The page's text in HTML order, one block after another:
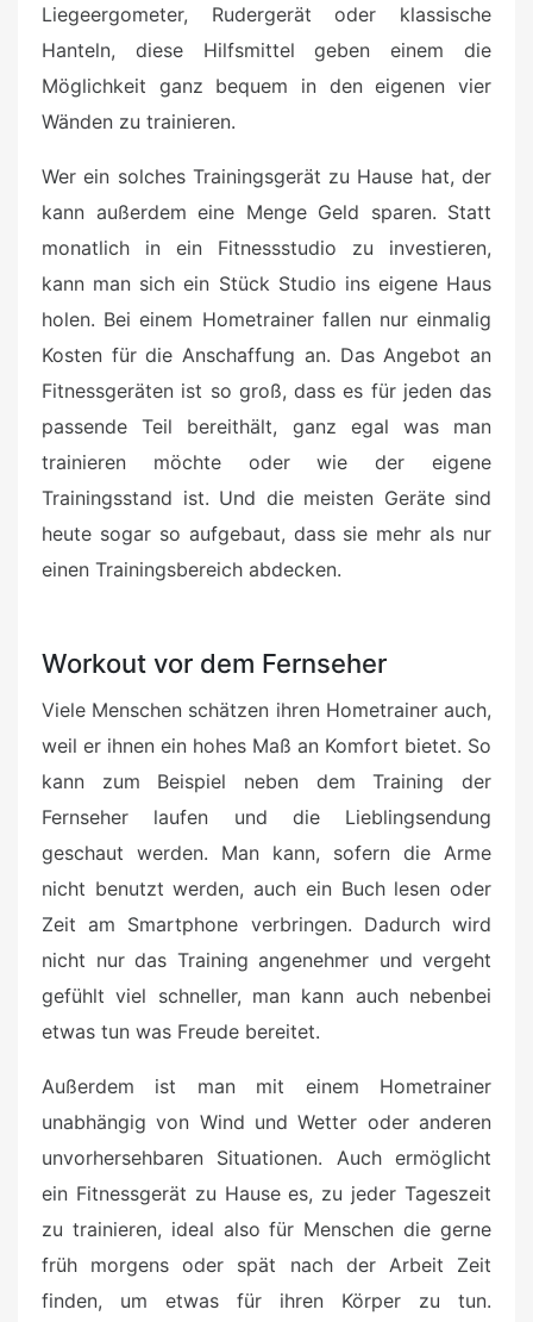
Liegeergometer, Rudergerät oder klassische
Hanteln, diese Hilfsmittel geben einem die
Möglichkeit ganz bequem in den eigenen vier
Wänden zu trainieren.
Wer ein solches Trainingsgerät zu Hause hat, der
kann außerdem eine Menge Geld sparen. Statt
monatlich in ein Fitnessstudio zu investieren,
kann man sich ein Stück Studio ins eigene Haus
holen. Bei einem Hometrainer fallen nur einmalig
Kosten für die Anschaffung an. Das Angebot an
Fitnessgeräten ist so groß, dass es für jeden das
passende Teil bereithält, ganz egal was man
trainieren möchte oder wie der eigene
Trainingsstand ist. Und die meisten Geräte sind
heute sogar so aufgebaut, dass sie mehr als nur
einen Trainingsbereich abdecken.
Workout vor dem Fernseher
Viele Menschen schätzen ihren Hometrainer auch,
weil er ihnen ein hohes Maß an Komfort bietet. So
kann zum Beispiel neben dem Training der
Fernseher laufen und die Lieblingsendung
geschaut werden. Man kann, sofern die Arme
nicht benutzt werden, auch ein Buch lesen oder
Zeit am Smartphone verbringen. Dadurch wird
nicht nur das Training angenehmer und vergeht
gefühlt viel schneller, man kann auch nebenbei
etwas tun was Freude bereitet.
Außerdem ist man mit einem Hometrainer
unabhängig von Wind und Wetter oder anderen
unvorhersehbaren Situationen. Auch ermöglicht
ein Fitnessgerät zu Hause es, zu jeder Tageszeit
zu trainieren, ideal also für Menschen die gerne
früh morgens oder spät nach der Arbeit Zeit
finden, um etwas für ihren Körper zu tun.